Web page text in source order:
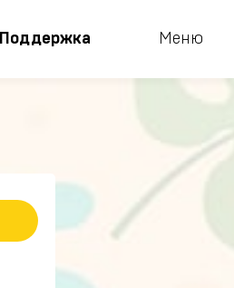
Поддержка Меню